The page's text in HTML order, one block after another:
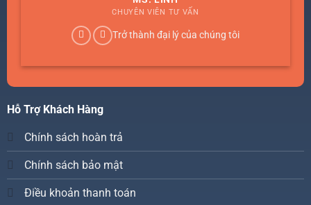
CHUYÊN VIÊN TƯ VẤN
Trở thành đại lý của chúng tôi
Hỗ Trợ Khách Hàng
Chính sách hoàn trả
Chính sách bảo mật
Điều khoản thanh toán